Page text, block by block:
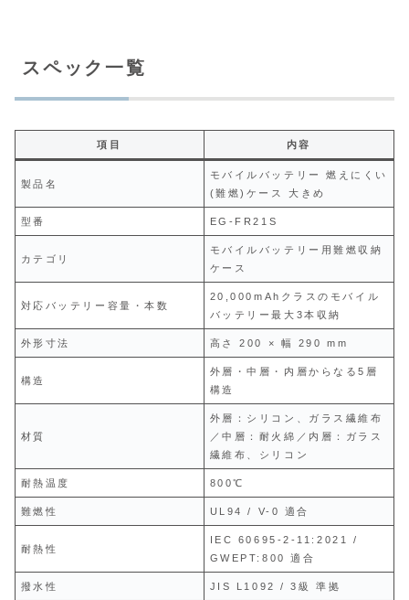
スペック一覧
項目 内容
製品名
モバイルバッテリー 燃えにくい
(難燃)ケース 大きめ
型番 EG-FR21S
カテゴリ
モバイルバッテリー用難燃収納
ケース
対応バッテリー容量・本数
20,000mAhクラスのモバイル
バッテリー最大3本収納
外形寸法 高さ 200 × 幅 290 mm
構造
外層・中層・内層からなる5層
構造
材質
外層：シリコン、ガラス繊維布
／中層：耐火綿／内層：ガラス
繊維布、シリコン
耐熱温度 800℃
難燃性 UL94 / V-0 適合
耐熱性
IEC 60695-2-11:2021 /
GWEPT:800 適合
撥水性 JIS L1092 / 3級 準拠